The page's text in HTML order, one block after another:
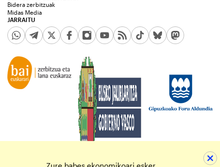
JARRAITU
Bidera zerbitzuak
Midas Media